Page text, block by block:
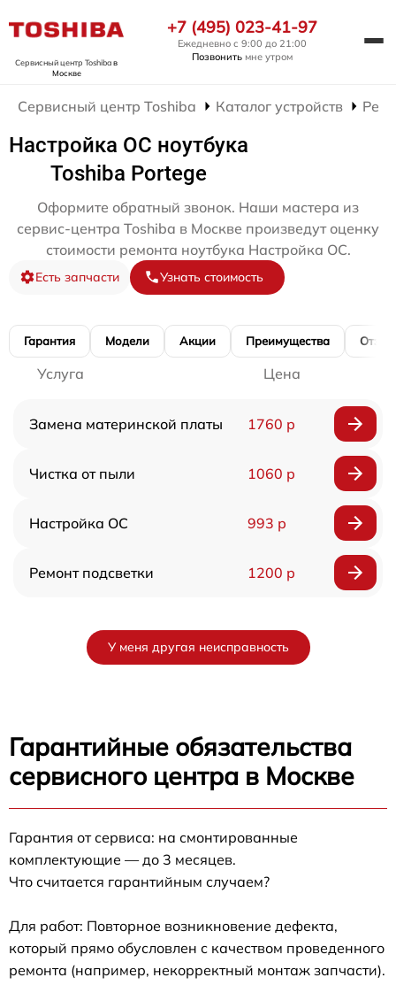
Сервисный центр Toshibaв
Москве
+7 (495) 023-41-97
Ежедневно с 9:00 до 21:00
Позвонить мне утром
Сервисный центр Toshiba Каталог устройств
Настройка ОС ноутбука
Toshiba Portege
Оформите обратный звонок. Наши мастера из
сервис-центра Toshiba в Москве произведут оценку
стоимости ремонта ноутбука Настройка ОС.
Есть запчасти Узнать стоимость
Гарантия Модели Акции Преимущества
Услуга Цена
Замена материнской платы 1760 р
Чистка от пыли 1060 р
Настройка ОС 993 р
Ремонт подсветки 1200 р
У меня другая неисправность
Гарантийные обязательства
сервисного центра в Москве
Гарантия от сервиса: на смонтированные
комплектующие — до 3 месяцев.
Что считается гарантийным случаем?
Для работ: Повторное возникновение дефекта,
который прямо обусловлен с качеством проведенного
ремонта (например, некорректный монтаж запчасти).